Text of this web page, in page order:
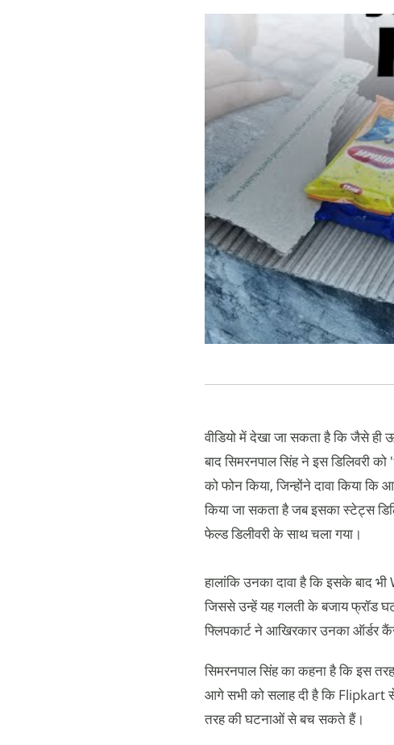
वीडियो में देखा जा सकता है कि जैसे
बाद सिमरनपाल सिंह ने इस डिलिवरी
को फोन किया, जिन्होंने दावा
किया जा सकता है जब इसका स्टेट्स
फेल्ड डिलीवरी के साथ चला गया।
हालांकि उनका दावा है कि इसके बाद
जिससे उन्हें यह गलती के बजाय फ्रॉड
फ्लिपकार्ट ने आखिरकार उनका ऑर्डर
सिमरनपाल सिंह का कहना है कि इस
आगे सभी को सलाह दी है कि
तरह की घटनाओं से बच सकते हैं।